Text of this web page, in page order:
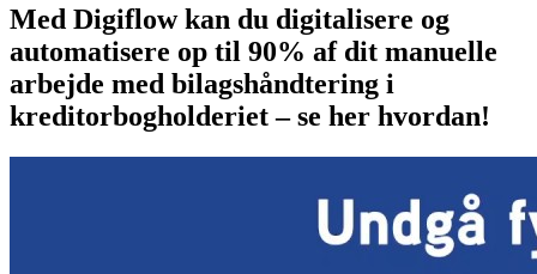
Virksomheder
Revisorer
EV-IS
Foreninger
FAQ
Kontakt
Fjernsupport (Mac)
Fjernsupport (PC)
Digisense
Historie
Blog
Med Digiflow kan du digitalisere og
automatisere op til 90% af dit manuelle
arbejde med bilagshåndtering i
kreditorbogholderiet – se her hvordan!